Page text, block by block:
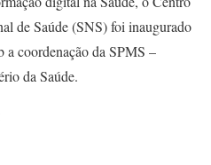
de Saúde (SNS) foi inaugurado
coordenação da SPMS –
da Saúde.